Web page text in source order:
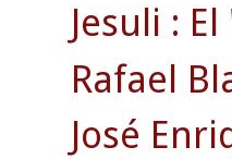
Jesuli :
Rafael
José